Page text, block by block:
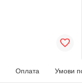
Оплата Умови